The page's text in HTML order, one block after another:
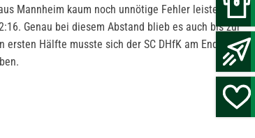
Mannheim kaum noch unnötige Fehler leisteten.
Genau bei diesem Abstand blieb es auch bis zur
Hälfte musste sich der SC DHfK am Ende mit